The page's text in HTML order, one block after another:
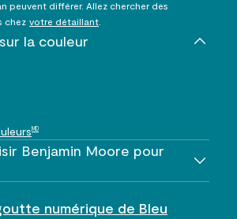
peuvent différer. Allez chercher des
chez votre détaillant
la couleur
MD
Benjamin Moore pour
numérique de Bleu